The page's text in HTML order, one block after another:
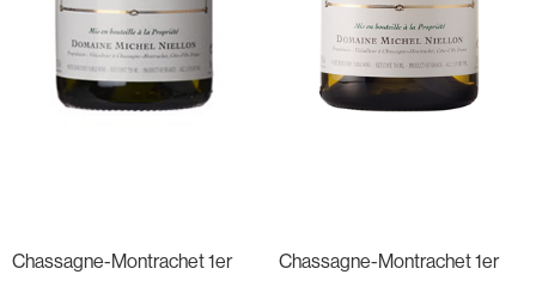
Chassagne-Montrachet 1er Chassagne-Montrachet 1er